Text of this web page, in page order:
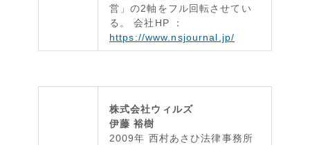
営」の2軸をフル回転させてい
る。 会社HP ：
https://www.nsjournal.jp/
株式会社ウィルズ
伊藤 裕樹
2009年 西村あさひ法律事務所